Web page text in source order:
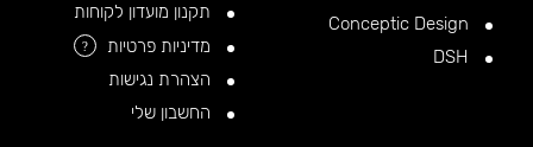
תקנון מועדון לקוחות
מדיניות פרטיות
?
הצהרת נגישות
החשבון שלי